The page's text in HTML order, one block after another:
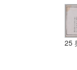
25